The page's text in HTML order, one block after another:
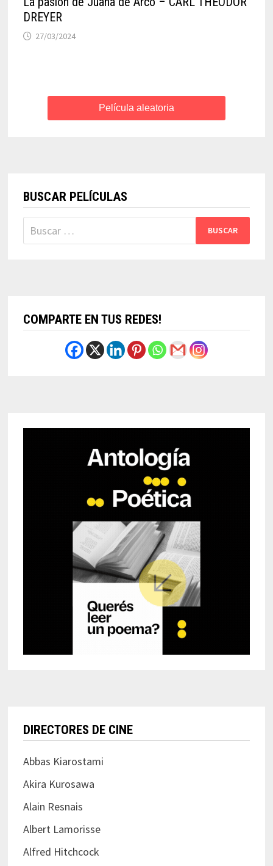
DREYER
27/03/2024
Película aleatoria
BUSCAR PELÍCULAS
Buscar:
COMPARTE EN TUS REDES!
DIRECTORES DE CINE
Abbas Kiarostami
Akira Kurosawa
Alain Resnais
Albert Lamorisse
Alfred Hitchcock